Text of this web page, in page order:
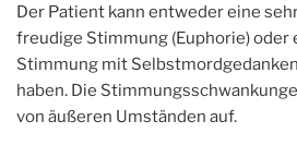
Der Patient kann entweder eine
freudige Stimmung (Euphorie) oder
Stimmung mit
haben. Die
von äußeren Umständen auf.